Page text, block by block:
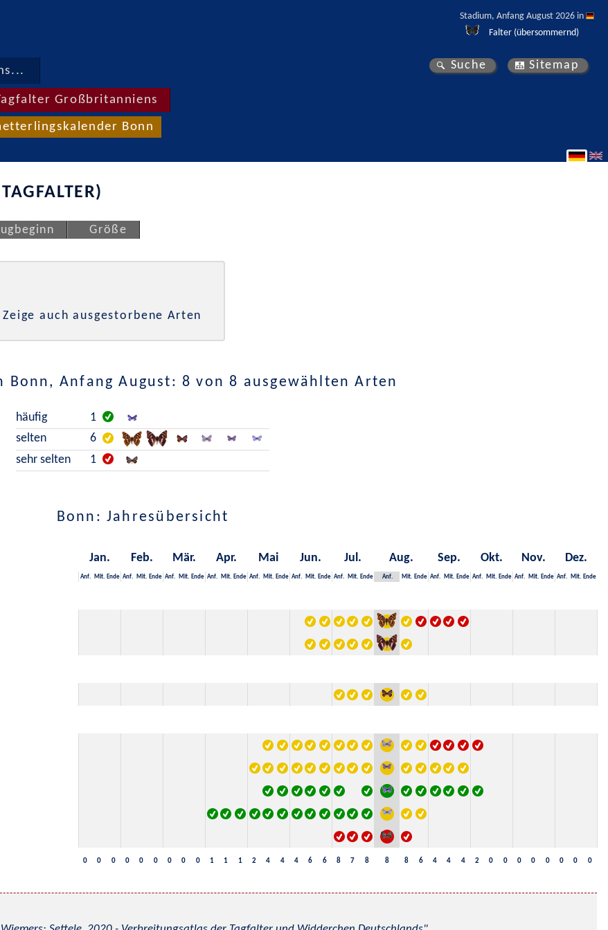
Stadium, Anfang August 2026 in
Falter (übersommernd)
Großbritanniens
Bonn
Suche Sitemap
Größe
Zeige auch ausgestorbene Arten
Bonn, Anfang August: 8 von 8 ausgewählten Arten
häufig
1
selten
6
sehr selten
1
Bonn: Jahresübersicht
Jan. Feb. Mär. Apr. Mai Jun. Jul. Aug. Sep. Okt. Nov. Dez.
Anf. Mit. Ende Anf. Mit. Ende Anf. Mit. Ende Anf. Mit. Ende Anf. Mit. Ende Anf. Mit. Ende Anf. Mit. Ende Anf. Mit. Ende Anf. Mit. Ende Anf. Mit. Ende Anf. Mit. Ende Anf. Mit. Ende
0 0 0 0 0 0 0 0 0 1 1 1 2 4 4 4 6 6 8 7 8 8 8 6 4 4 4 2 0 0 0 0 0 0 0 0